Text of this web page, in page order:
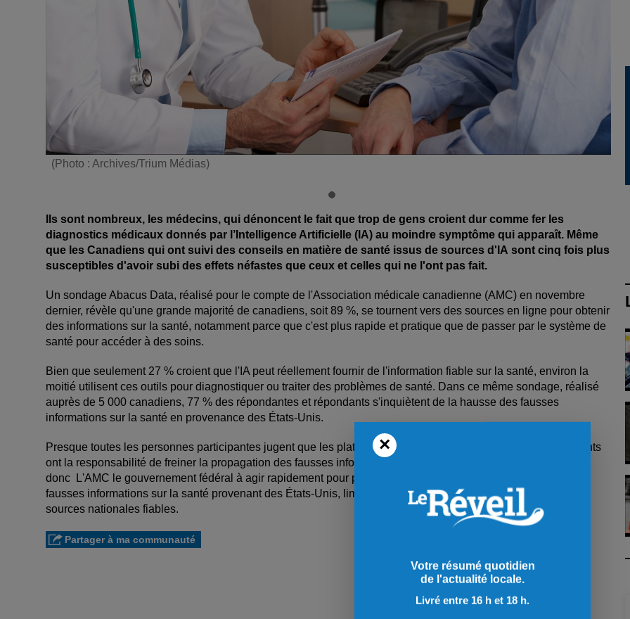
(Photo : Archives/Trium Médias)
Ils sont nombreux, les médecins, qui dénoncent le fait que trop de gens croient dur comme fer les
diagnostics médicaux donnés par l’Intelligence Artificielle (IA) au moindre symptôme qui apparaît. Même
que les Canadiens qui ont suivi des conseils en matière de santé issus de sources d'IA sont cinq fois plus
susceptibles d'avoir subi des effets néfastes que ceux et celles qui ne l'ont pas fait.
Un sondage Abacus Data, réalisé pour le compte de l'Association médicale canadienne (AMC) en novembre
dernier, révèle qu'une grande majorité de canadiens, soit 89 %, se tournent vers des sources en ligne pour obtenir
des informations sur la santé, notamment parce que c'est plus rapide et pratique que de passer par le système de
santé pour accéder à des soins.
Bien que seulement 27 % croient que l'IA peut réellement fournir de l'information fiable sur la santé, environ la
moitié utilisent ces outils pour diagnostiquer ou traiter des problèmes de santé. Dans ce même sondage, réalisé
auprès de 5 000 canadiens, 77 % des répondantes et répondants s'inquiètent de la hausse des fausses
informations sur la santé en provenance des États-Unis.
Presque toutes les personnes participantes jugent que les plateformes de médias sociaux et les gouvernements
ont la responsabilité de freiner la propagation des fausses informations sur la santé. Les médecins exhortent
donc L'AMC le gouvernement fédéral à agir rapidement pour protéger la population canadienne contre les
fausses informations sur la santé provenant des États-Unis, limiter les préjudices en ligne et investir dans des
sources nationales fiables.
Partager à ma communauté
×
Votre résumé quotidien
de l'actualité locale.
Livré entre 16 h et 18 h.